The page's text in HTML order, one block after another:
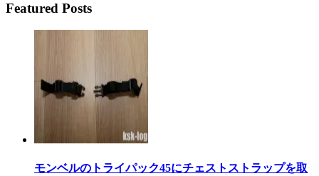
Featured Posts
モンベルのトライパック45にチェストストラップを取